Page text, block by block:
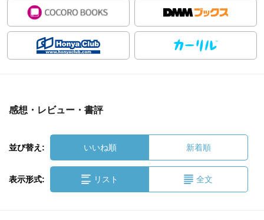
感想・レビュー・書評
並び替え: いいね順 新着順
表示形式: リスト 全文